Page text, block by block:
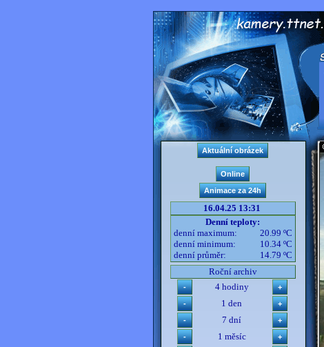
16.04.25 13:31
Denní teploty:
denní maximum:
20.99 ºC
denní minimum:
10.34 ºC
denní průměr:
14.79 ºC
Roční archiv
4 hodiny
1 den
7 dní
1 měsíc